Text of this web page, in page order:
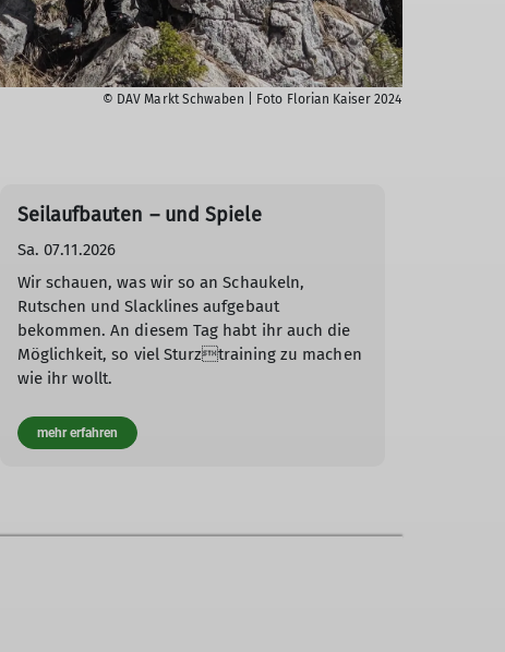
© DAV Markt Schwaben | Foto Florian Kaiser 2024
Seilaufbauten – und Spiele
Sa. 07.11.2026
Wir schauen, was wir so an Schaukeln,
Rutschen und Slacklines aufgebaut
bekommen. An diesem Tag habt ihr auch die
Möglichkeit, so viel Sturztraining zu machen
wie ihr wollt.
mehr erfahren